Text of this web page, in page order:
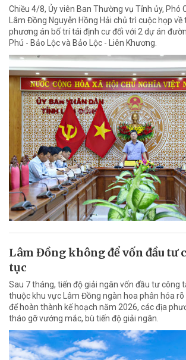
Chiều 4/8, Ủy viên Ban Thường vụ Tỉnh ủy, Phó
Lâm Đồng Nguyễn Hồng Hải chủ trì cuộc họp
phương án bố trí tái định cư đối với 2 dự án
Phú - Bảo Lộc và Bảo Lộc - Liên Khương.
Lâm Đồng không để vốn đầu tư
tục
Sau 7 tháng, tiến độ giải ngân vốn đầu tư công
thuộc khu vực Lâm Đồng ngàn hoa phân hóa rõ
để hoàn thành kế hoạch năm 2026, các địa
tháo gỡ vướng mắc, bù tiến độ giải ngân.